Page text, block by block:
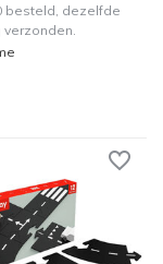
besteld, dezelfde